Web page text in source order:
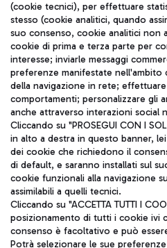
Aeroporti di Roma S.p.A. -
coordinamento di Mundys S.p.A.
Codice fiscale e Registro delle
IVA 06572251004
Capitale sociale 62.224.743,00 int.
Sede legale: Via Pier Paolo
telefono +39 06 65951
Privacy policy
Mappa sito
Roma
QUALITÀ
(cookie tecnici), per effettuare
stesso (cookie analitici, quando
suo consenso, cookie analitici non
cookie di prima e terza parte per
interesse; inviarle messaggi
preferenze manifestate
della navigazione in rete;
comportamenti; personalizzare gli
anche attraverso interazioni social
Cliccando su "PROSEGUI CON I
in alto a destra in questo banner,
dei cookie che richiedono il
di default, e saranno installati sul
cookie funzionali alla navigazione
assimilabili a quelli tecnici.
Cliccando su "ACCETTA TUTTI I
posizionamento di tutti i cookie ivi
consenso è facoltativo e può
Potrà selezionare le sue